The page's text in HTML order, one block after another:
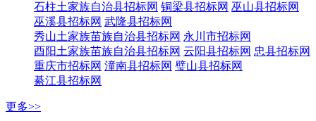
石柱土家族自治县招标网 铜梁县招标网 巫山县招标网
巫溪县招标网 武隆县招标网
秀山土家族苗族自治县招标网 永川市招标网
酉阳土家族苗族自治县招标网 云阳县招标网 忠县招标网
重庆市招标网 潼南县招标网 璧山县招标网
綦江县招标网
更多>>